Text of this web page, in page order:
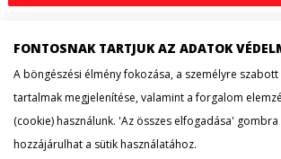
receptcityfood
érdekességhogyan
készítsem
FONTOSNAK TARTJUK AZ ADATOK
A böngészési élmény fokozása, a személyre
tartalmak megjelenítése, valamint a forgalom
(cookie) használunk. 'Az összes elfogadása'
hozzájárulhat a sütik használatához.